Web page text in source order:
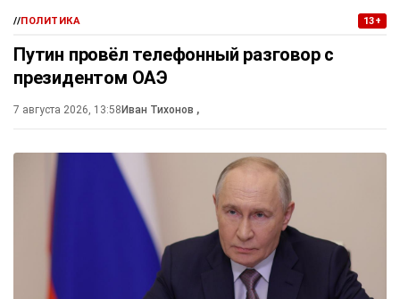
//ПОЛИТИКА 13+
Путин провёл телефонный разговор с
президентом ОАЭ
7 августа 2026, 13:58 Иван Тихонов ,